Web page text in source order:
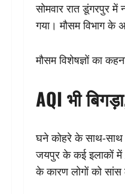
सोमवार रात डूंगरपुर
गया। मौसम विभाग के
मौसम विशेषज्ञों का
AQI भी
घने कोहरे के साथ-साथ
जयपुर के कई इलाकों में
के कारण लोगों को